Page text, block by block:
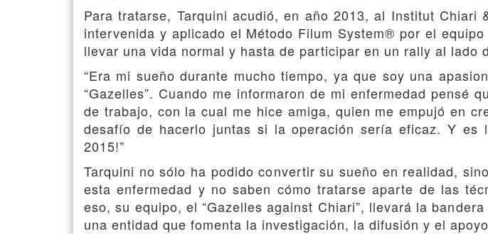
Para tratarse, Tarquini acudió, en año 2013, al Institut
intervenida y aplicado el Método Filum System® por el
llevar una vida normal y hasta de participar en un rally al
“Era mi sueño durante mucho tiempo, ya que soy una
“Gazelles”. Cuando me informaron de mi enfermedad pensé
de trabajo, con la cual me hice amiga, quien me empujó en
desafío de hacerlo juntas si la operación sería eficaz. Y es
2015!”
Tarquini no sólo ha podido convertir su sueño en realidad,
esta enfermedad y no saben cómo tratarse aparte de las
eso, su equipo, el “Gazelles against Chiari”, llevará la
una entidad que fomenta la investigación, la difusión y el